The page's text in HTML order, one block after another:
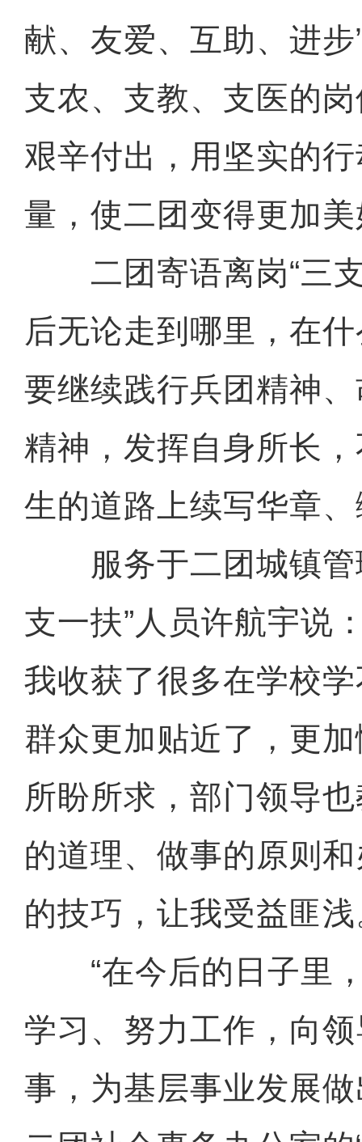
献、友爱、互助、进
支农、支教、支医的
艰辛付出，用坚实的
量，使二团变得更加
二团寄语离岗“三支
后无论走到哪里，在
要继续践行兵团精神
精神，发挥自身所长
生的道路上续写华章
服务于二团城镇管
支一扶”人员许航宇说
我收获了很多在学校
群众更加贴近了，更
所盼所求，部门领导
的道理、做事的原则
的技巧，让我受益匪浅
“在今后的日子里，
学习、努力工作，向
事，为基层事业发展